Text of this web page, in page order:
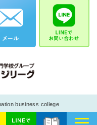
business college